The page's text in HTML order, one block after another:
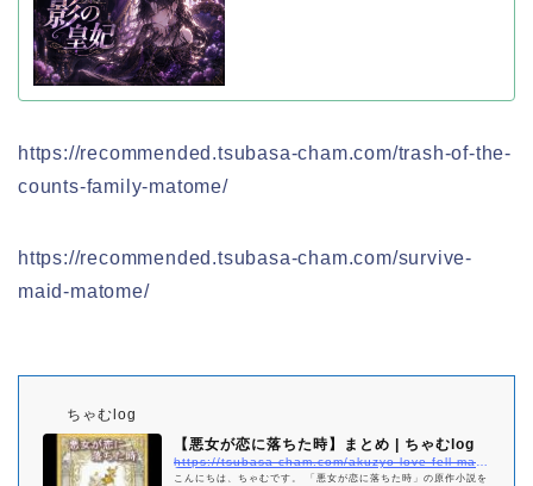
https://recommended.tsubasa-cham.com/trash-of-the-
counts-family-matome/
https://recommended.tsubasa-cham.com/survive-
maid-matome/
ちゃむlog
【悪女が恋に落ちた時】まとめ | ちゃむlog
こんにちは、ちゃむです。 「悪女が恋に落ちた時」の原作小説を